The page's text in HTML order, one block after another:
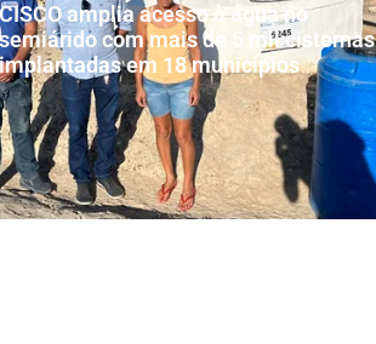
CISCO amplia acesso à água no
semiárido com mais de 5 mil cisternas
implantadas em 18 municípios